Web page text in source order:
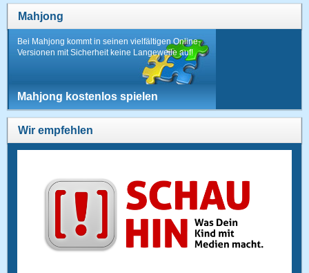
Mahjong
Bei Mahjong kommt in seinen vielfältigen Online-
Versionen mit Sicherheit keine Langeweile auf!
Mahjong kostenlos spielen
Wir empfehlen